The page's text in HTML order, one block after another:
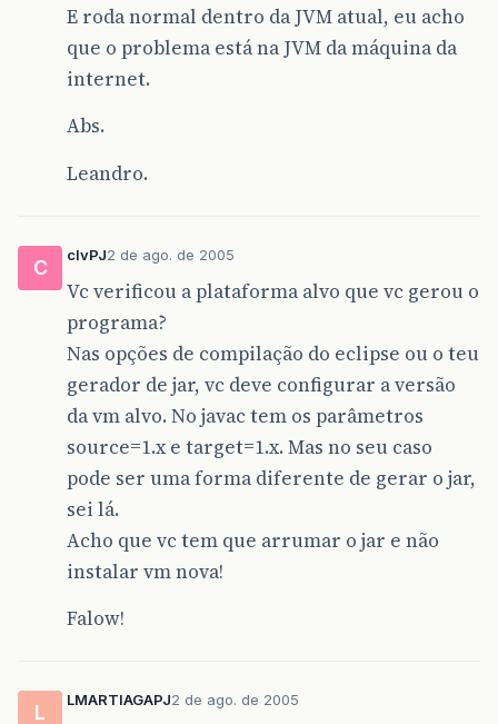
E roda normal dentro da JVM atual, eu acho
que o problema está na JVM da máquina da
internet.
Abs.
Leandro.
C
clvPJ2 de ago. de 2005
Vc verificou a plataforma alvo que vc gerou o
programa?
Nas opções de compilação do eclipse ou o teu
gerador de jar, vc deve configurar a versão
da vm alvo. No javac tem os parâmetros
source=1.x e target=1.x. Mas no seu caso
pode ser uma forma diferente de gerar o jar,
sei lá.
Acho que vc tem que arrumar o jar e não
instalar vm nova!
Falow!
L
LMARTIAGAPJ2 de ago. de 2005